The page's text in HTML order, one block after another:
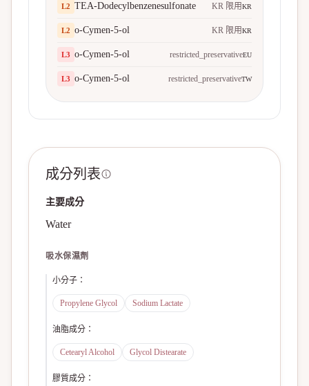
L2 TEA-Dodecylbenzenesulfonate KR 限用KR
L2 o-Cymen-5-ol KR 限用KR
L3 o-Cymen-5-ol restricted_preservativeEU
L3 o-Cymen-5-ol restricted_preservativeTW
成分列表
主要成分
Water
吸水保濕劑
小分子 ：
Propylene Glycol Sodium Lactate
油脂成分 ：
Cetearyl Alcohol Glycol Distearate
膠質成分 ：